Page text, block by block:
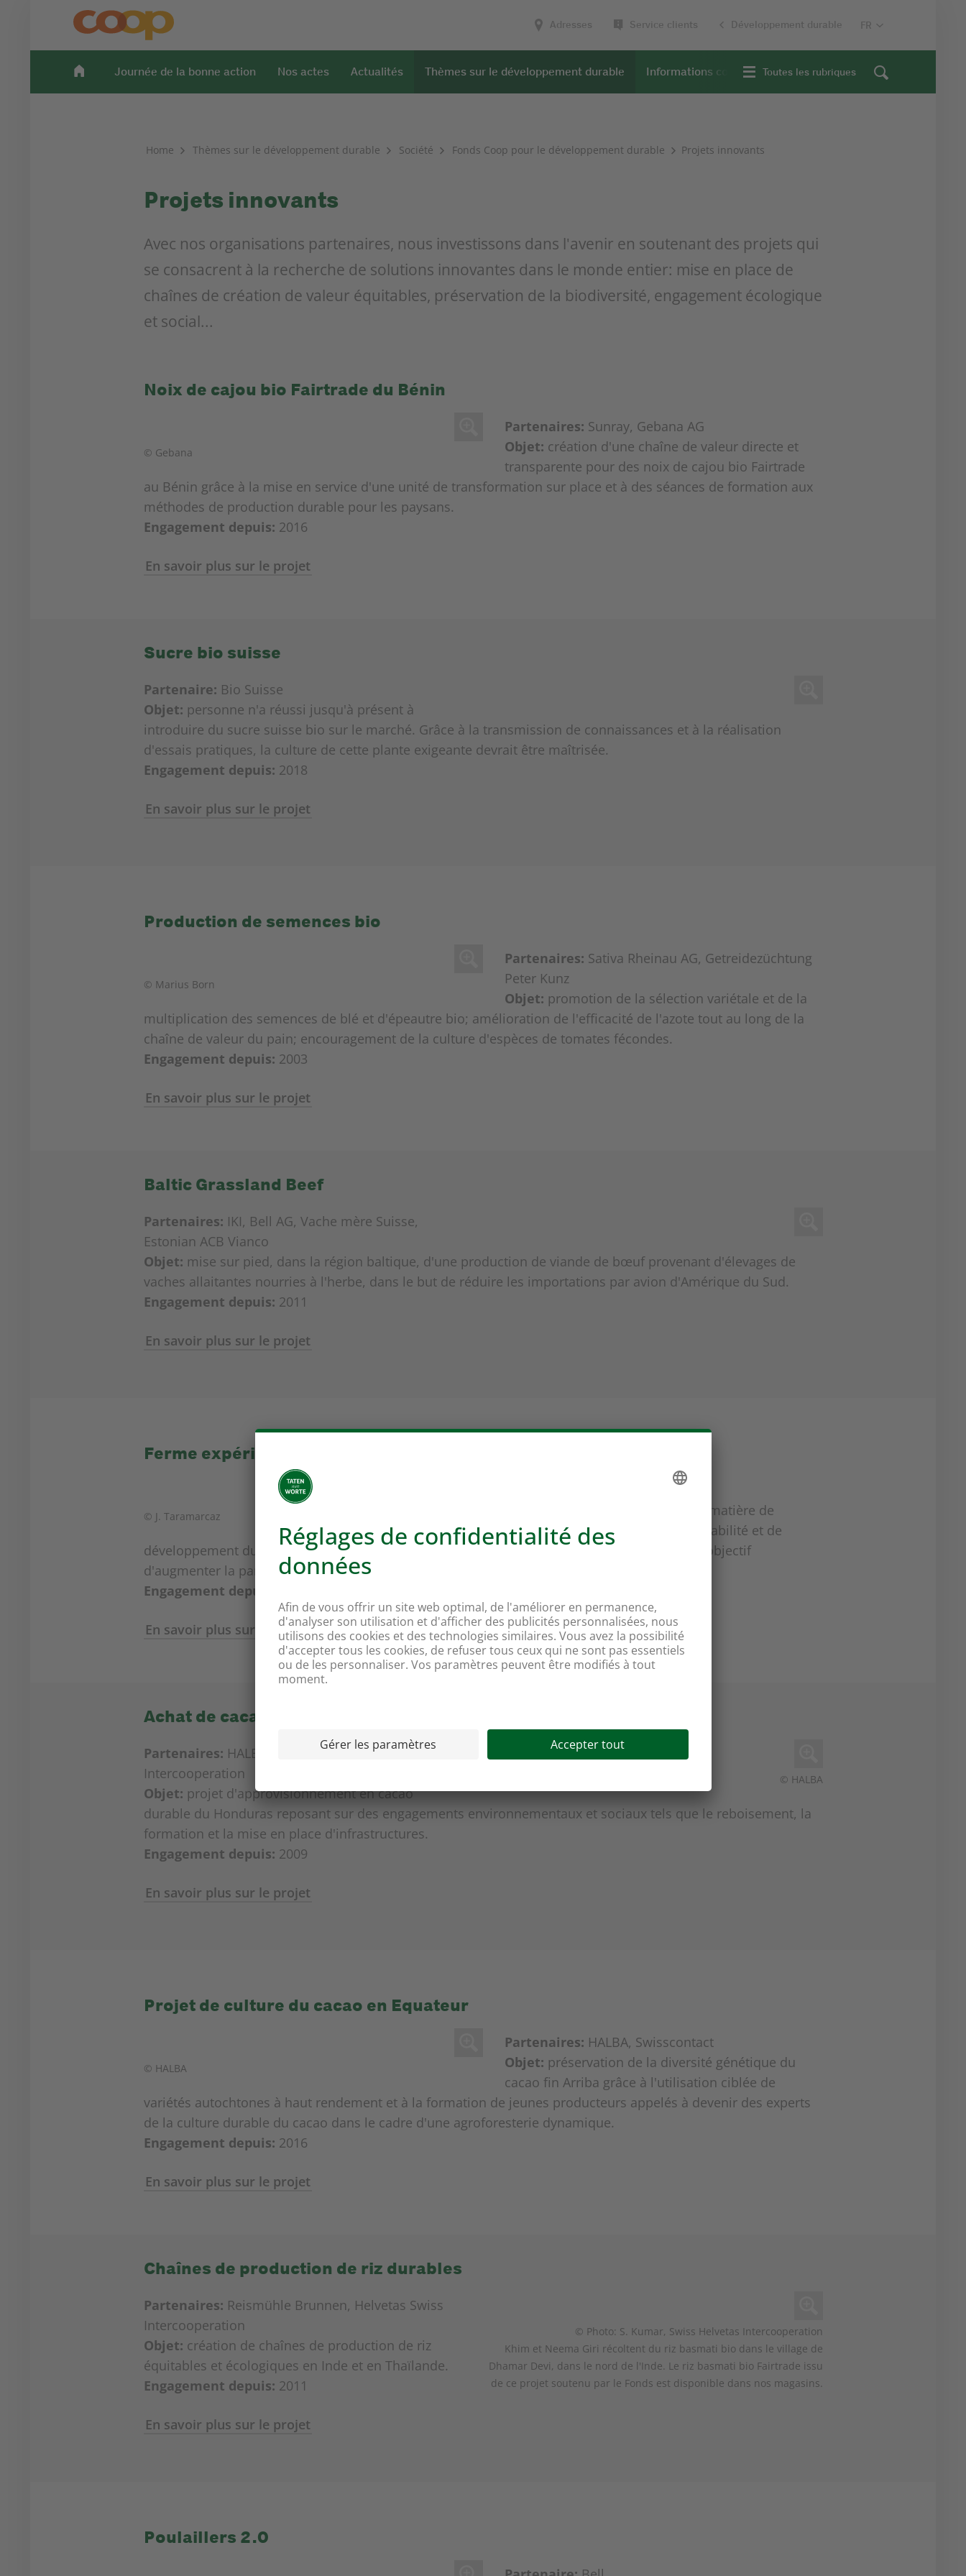
Adresses Service clients Développement durable
Journée de la bonne action Nos actes Actualités Thèmes sur le développement durable Informations contextuellesToutes les rubriques
Home Thèmes sur le développement durable Société Fonds Coop pour le développement durable Projets innovants
Projets innovants
Avec nos organisations partenaires, nous investissons dans l'avenir en soutenant des projets qui
se consacrent à la recherche de solutions innovantes dans le monde entier: mise en place de
chaînes de création de valeur équitables, préservation de la biodiversité, engagement écologique
et social...
Noix de cajou bio Fairtrade du Bénin
© Gebana
Partenaires: Sunray, Gebana AG
Objet: création d'une chaîne de valeur directe et
transparente pour des noix de cajou bio Fairtrade
au Bénin grâce à la mise en service d'une unité de transformation sur place et à des séances de formation aux
méthodes de production durable pour les paysans.
Engagement depuis: 2016
En savoir plus sur le projet
Sucre bio suisse
Partenaire: Bio Suisse
Objet: personne n'a réussi jusqu'à présent à
introduire du sucre suisse bio sur le marché. Grâce à la transmission de connaissances et à la réalisation
d'essais pratiques, la culture de cette plante exigeante devrait être maîtrisée.
Engagement depuis: 2018
En savoir plus sur le projet
Production de semences bio
© Marius Born
Partenaires: Sativa Rheinau AG, Getreidezüchtung
Peter Kunz
Objet: promotion de la sélection variétale et de la
multiplication des semences de blé et d'épeautre bio; amélioration de l'efficacité de l'azote tout au long de la
chaîne de valeur du pain; encouragement de la culture d'espèces de tomates fécondes.
Engagement depuis: 2003
En savoir plus sur le projet
Baltic Grassland Beef
Partenaires: IKI, Bell AG, Vache mère Suisse,
Estonian ACB Vianco
Objet: mise sur pied, dans la région baltique, d'une production de viande de bœuf provenant d'élevages de
vaches allaitantes nourries à l'herbe, dans le but de réduire les importations par avion d'Amérique du Sud.
Engagement depuis: 2011
En savoir plus sur le projet
Ferme expérimentale à Mapraz
© J. Taramarcaz
recherche de solutions en matière de
techniques de production, de rentabilité et de
développement durable pour les exploitations ayant peu ou pas du tout de bétail, avec pour objectif
d'augmenter la part de la production agraire bio en Suisse.
Engagement depuis:
En savoir plus sur le projet
Achat de cacao durable au Honduras
© HALBA
Partenaires: HALBA, Helvetas Swiss
Intercooperation
Objet: projet d'approvisionnement en cacao
durable du Honduras reposant sur des engagements environnementaux et sociaux tels que le reboisement, la
formation et la mise en place d'infrastructures.
Engagement depuis: 2009
En savoir plus sur le projet
Projet de culture du cacao en Equateur
© HALBA
Partenaires: HALBA, Swisscontact
Objet: préservation de la diversité génétique du
cacao fin Arriba grâce à l'utilisation ciblée de
variétés autochtones à haut rendement et à la formation de jeunes producteurs appelés à devenir des experts
de la culture durable du cacao dans le cadre d'une agroforesterie dynamique.
Engagement depuis: 2016
En savoir plus sur le projet
Chaînes de production de riz durables
© Photo: S. Kumar, Swiss Helvetas Intercooperation
Khim et Neema Giri récoltent du riz basmati bio dans le village de
Dhamar Devi, dans le nord de l'Inde. Le riz basmati bio Fairtrade issu
de ce projet soutenu par le Fonds est disponible dans nos magasins.
Partenaires: Reismühle Brunnen, Helvetas Swiss
Intercooperation
Objet: création de chaînes de production de riz
équitables et écologiques en Inde et en Thaïlande.
Engagement depuis: 2011
En savoir plus sur le projet
Poulaillers 2.0